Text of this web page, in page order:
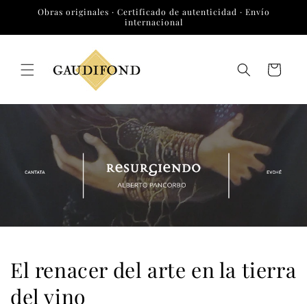
directamente
Obras originales · Certificado de autenticidad · Envío
internacional
Carrito
El renacer del arte en la tierra
del vino